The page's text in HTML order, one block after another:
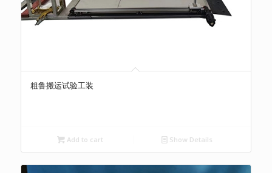
粗鲁搬运试验工装
Add to cart Show Details